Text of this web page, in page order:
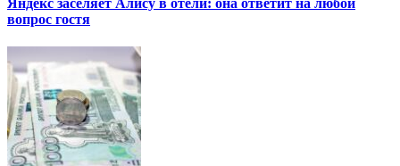
вопрос гостя